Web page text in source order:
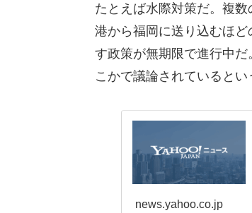
たとえば水際対策だ。複
港から福岡に送り込むほ
す政策が無期限で進行中
こかで議論されているとい
news.yahoo.co.jp